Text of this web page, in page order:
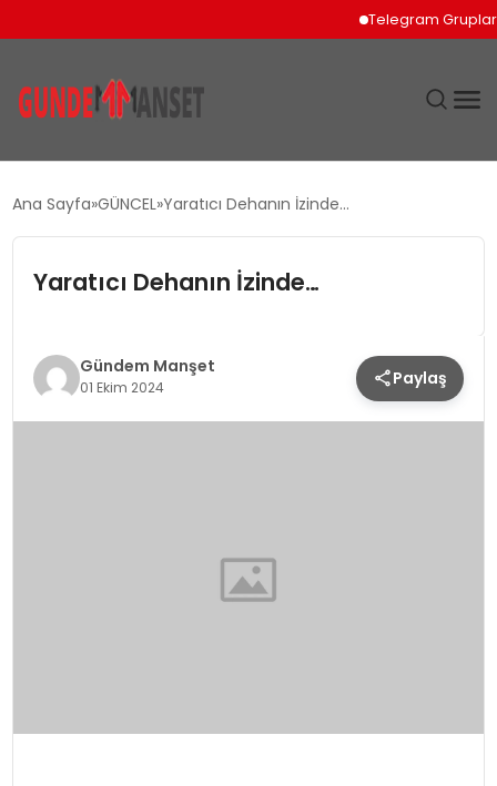
Telegram Grupları
SPOR
TEKNOLOJI
Ana Sayfa GÜNCEL Yaratıcı Dehanın İzinde…
Yaratıcı Dehanın İzinde…
Gündem Manşet
01 Ekim 2024 Paylaş